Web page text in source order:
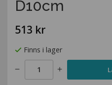
D10cm
513 kr
Finns i lager